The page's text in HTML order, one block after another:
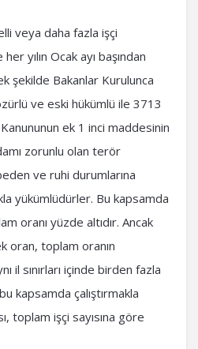
veya daha fazla işçi
yılın Ocak ayı başından
şekilde Bakanlar Kurulunca
ve eski hükümlü ile 3713
ek 1 inci maddesinin
zorunlu olan terör
ve ruhi durumlarına
yükümlüdürler. Bu kapsamda
oranı yüzde altıdır. Ancak
oran, toplam oranın
il sınırları içinde birden fazla
kapsamda çalıştırmakla
toplam işçi sayısına göre